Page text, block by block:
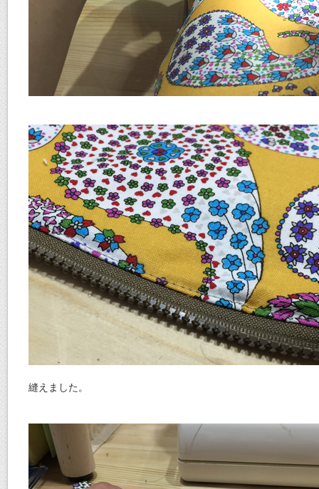
縫えました。